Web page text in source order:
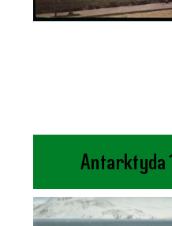
Antarktyda